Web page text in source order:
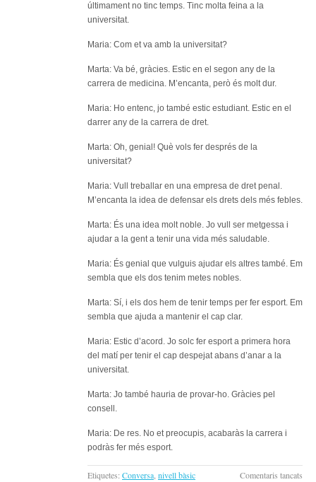
últimament no tinc temps. Tinc molta feina a la
universitat.
Maria: Com et va amb la universitat?
Marta: Va bé, gràcies. Estic en el segon any de la
carrera de medicina. M’encanta, però és molt dur.
Maria: Ho entenc, jo també estic estudiant. Estic en el
darrer any de la carrera de dret.
Marta: Oh, genial! Què vols fer després de la
universitat?
Maria: Vull treballar en una empresa de dret penal.
M’encanta la idea de defensar els drets dels més febles.
Marta: És una idea molt noble. Jo vull ser metgessa i
ajudar a la gent a tenir una vida més saludable.
Maria: És genial que vulguis ajudar els altres també. Em
sembla que els dos tenim metes nobles.
Marta: Sí, i els dos hem de tenir temps per fer esport. Em
sembla que ajuda a mantenir el cap clar.
Maria: Estic d’acord. Jo solc fer esport a primera hora
del matí per tenir el cap despejat abans d’anar a la
universitat.
Marta: Jo també hauria de provar-ho. Gràcies pel
consell.
Maria: De res. No et preocupis, acabaràs la carrera i
podràs fer més esport.
Etiquetes: Conversa nivell bàsic Comentaris tancats